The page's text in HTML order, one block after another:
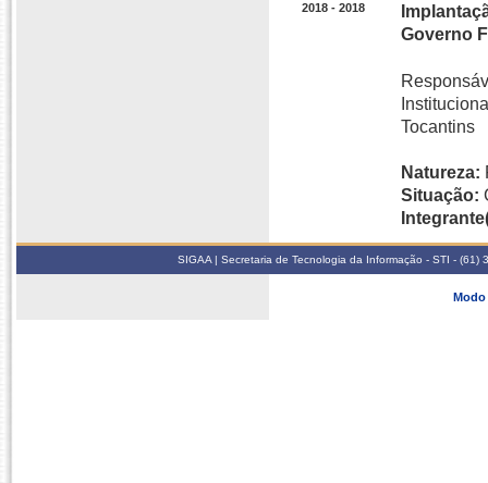
2018 - 2018
Governo
Tocantins
Natureza:
Situação:
SIGAA | Secretaria de Tecnologia da Informação - STI -
Modo